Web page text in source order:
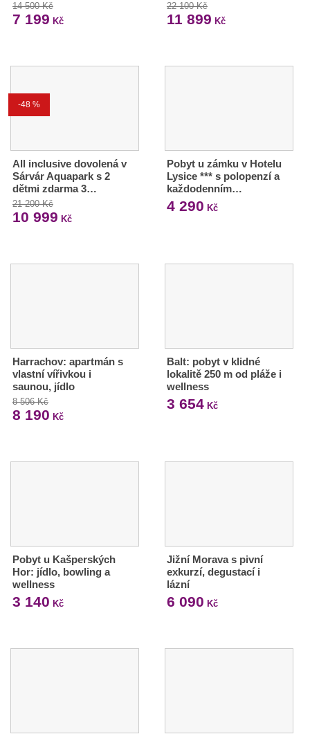
14 500 Kč
7 199 Kč
22 100 Kč
11 899 Kč
-48 %
All inclusive dovolená v
Sárvár Aquapark s 2
dětmi zdarma 3…
21 200 Kč
10 999 Kč
Pobyt u zámku v Hotelu
Lysice *** s polopenzí a
každodenním…
4 290 Kč
Harrachov: apartmán s
vlastní vířivkou i
saunou, jídlo
8 506 Kč
8 190 Kč
Balt: pobyt v klidné
lokalitě 250 m od pláže i
wellness
3 654Kč
Pobyt u Kašperských
Hor: jídlo, bowling a
wellness
3 140 Kč
Jižní Morava s pivní
exkurzí, degustací i
lázní
6 090 Kč